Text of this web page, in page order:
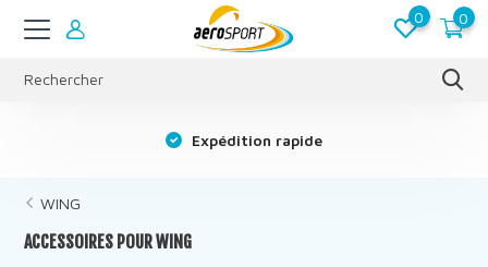
0 0
Expédition rapide
WING
ACCESSOIRES POUR WING